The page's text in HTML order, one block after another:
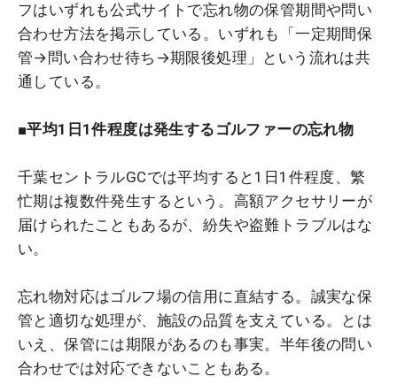
フはいずれも公式サイトで忘れ物の保管期間や問い
合わせ方法を掲示している。いずれも「一定期間保
管→問い合わせ待ち→期限後処理」という流れは共
通している。
■平均1日1件程度は発生するゴルファーの忘れ物
千葉セントラルGCでは平均すると1日1件程度、繁
忙期は複数件発生するという。高額アクセサリーが
届けられたこともあるが、紛失や盗難トラブルはな
い。
忘れ物対応はゴルフ場の信用に直結する。誠実な保
管と適切な処理が、施設の品質を支えている。とは
いえ、保管には期限があるのも事実。半年後の問い
合わせでは対応できないこともある。